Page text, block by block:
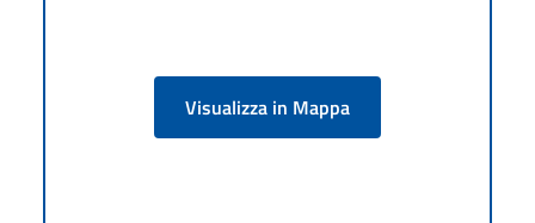
Visualizza in Mappa